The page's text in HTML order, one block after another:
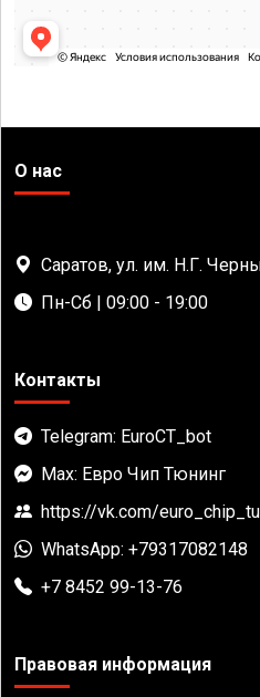
О нас
Саратов, ул. им. Н.Г.
Пн-Сб | 09:00 - 19:00
Контакты
Telegram: EuroCT_bot
Max: Евро Чип Тюнинг
https://vk.com/
WhatsApp: +79317082148
+7 8452 99-13-76
Правовая информация